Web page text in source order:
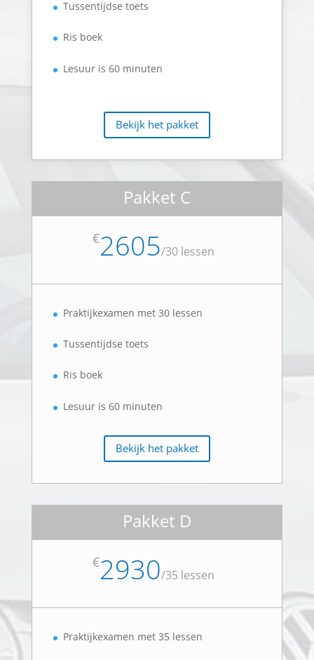
Tussentijdse toets
Ris boek
Lesuur is 60 minuten
Bekijk het pakket
Pakket C
€2605/30 lessen
Praktijkexamen met 30 lessen
Tussentijdse toets
Ris boek
Lesuur is 60 minuten
Bekijk het pakket
Pakket D
€2930/35 lessen
Praktijkexamen met 35 lessen